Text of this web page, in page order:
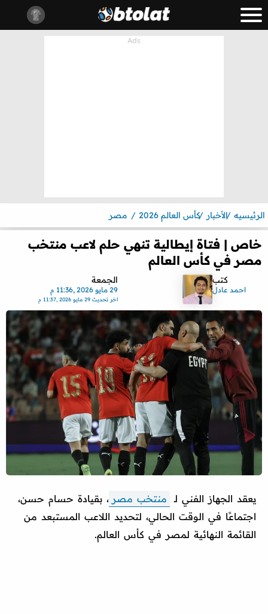
الرئيسيه الأخبار كأس العالم 2026 مصر
خاص | فتاة إيطالية تنهي حلم لاعب منتخب
مصر في كأس العالم
كتب
احمد عادل
الجمعة
29 مايو 2026 ,11:36 م
اخر تحديث29 مايو 2026 ,11:37 م
يعقد الجهاز الفني لـ منتخب مصر ، بقيادة حسام حسن،
اجتماعًا في الوقت الحالي، لتحديد اللاعب المستبعد من
القائمة النهائية لمصر في كأس العالم.